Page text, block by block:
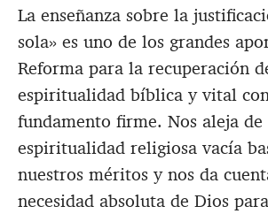
La enseñanza sobre la
sola» es uno de los grandes
Reforma para la recuperación
espiritualidad bíblica y vital
fundamento firme. Nos aleja de
espiritualidad religiosa vacía
nuestros méritos y nos da
necesidad absoluta de Dios